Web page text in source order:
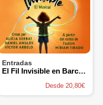
Entradas
El Fil Invisible en Barcelona
Desde 20,80€